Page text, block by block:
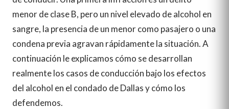
menor de clase B, pero un nivel elevado de alcohol en
sangre, la presencia de un menor como pasajero o una
condena previa agravan rápidamente la situación. A
continuación le explicamos cómo se desarrollan
realmente los casos de conducción bajo los efectos
del alcohol en el condado de Dallas y cómo los
defendemos.